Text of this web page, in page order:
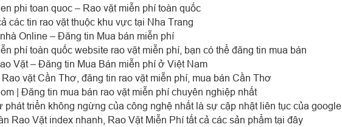
phi toan quoc – Rao vặt miễn phí toàn quốc
các tin rao vặt thuộc khu vực tại Nha Trang
Online – Đăng tin Mua bán miễn phí
phí toàn quốc website rao vặt miễn phí, bạn có thể đăng tin mua bán
Vặt – Đăng tin Mua Bán miễn phí ở Việt Nam
Rao vặt Cần Thơ, đăng tin rao vặt miễn phí, mua bán Cần Thơ
| Đăng tin mua bán rao vặt miễn phí chuyên nghiệp nhất
phát triển không ngừng của công nghệ nhất là sự cập nhật liên tục của google
Rao Vặt index nhanh, Rao Vặt Miễn Phí tất cả các sản phẩm tại đây